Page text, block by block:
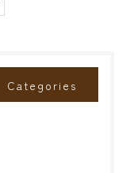
Categories